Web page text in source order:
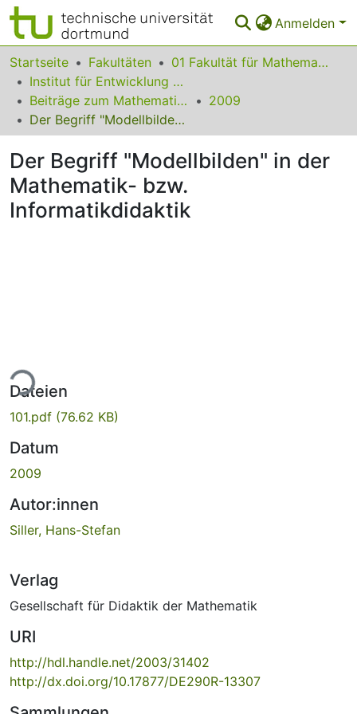
Anmelden
Bereiche & Sammlungen
Das gesamte Repositorium
Statistiken
FAQ
Leitlinien
Zurück zur Startseite
Startseite Fakultäten
01 Fakultät für Mathematik
Institut für Entwicklung und Erforschung des Mathematikunterrichts
Beiträge zum Mathematikunterricht
2009
Der Begriff "Modellbilden" in der Mathematik- bzw. Informatikdidaktik
Der Begriff "Modellbilden" in der
Mathematik- bzw.
Informatikdidaktik
Dateien
101.pdf (76.62 KB)
Datum
2009
Autor:innen
Siller, Hans-Stefan
Verlag
Gesellschaft für Didaktik der Mathematik
URI
http://hdl.handle.net/2003/31402
http://dx.doi.org/10.17877/DE290R-13307